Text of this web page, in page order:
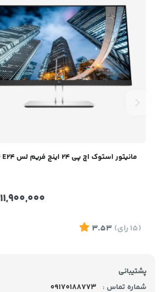
مانیتور استوک اچ پی 24 اینچ فریم لس HP G4 E24
11,900,000
(15 رای)
3.53
پشتیبانی
شماره تماس :
09170188773